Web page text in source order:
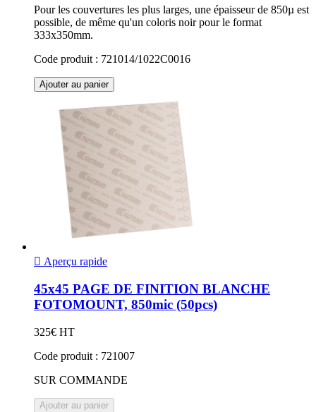
Pour les couvertures les plus larges, une épaisseur de 850µ est
possible, de même qu'un coloris noir pour le format
333x350mm.
Code produit : 721014/1022C0016
Ajouter au panier
 Aperçu rapide
45x45 PAGE DE FINITION BLANCHE
FOTOMOUNT, 850mic (50pcs)
325€ HT
Code produit : 721007
SUR COMMANDE
Ajouter au panier